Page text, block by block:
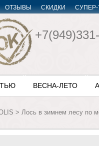
ОТЗЫВЫ СКИДКИ
ВЕСНА-ЛЕТО
> Лось в зимнем лесу по